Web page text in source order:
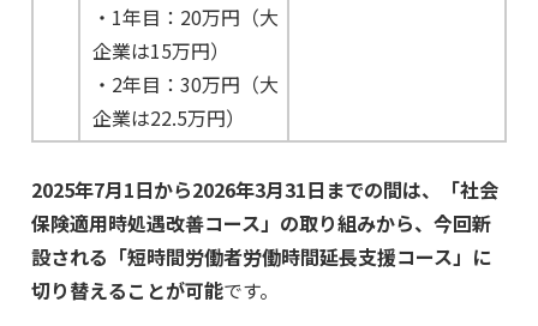
・1年目：20万円（大
企業は15万円）
・2年目：30万円（大
企業は22.5万円）
2025年7月1日から2026年3月31日までの間は、「社会
保険適用時処遇改善コース」の取り組みから、今回新
設される「短時間労働者労働時間延長支援コース」に
切り替えることが可能です。